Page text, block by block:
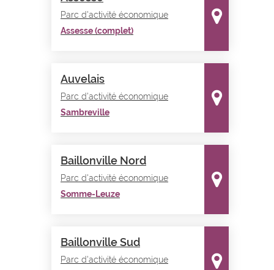
Parc d'activité économique
Assesse (complet)
Auvelais
Parc d'activité économique
Sambreville
Baillonville Nord
Parc d'activité économique
Somme-Leuze
Baillonville Sud
Parc d'activité économique